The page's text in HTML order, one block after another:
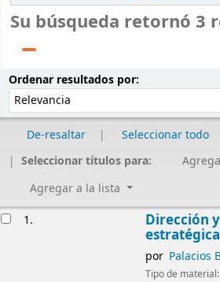
Su búsqueda retornó 3
Ordenar resultados por:
De-resaltar Seleccionar todo
Seleccionar títulos para:
Agregar a la lista
1. Dirección
por Palacios
Tipo de material: